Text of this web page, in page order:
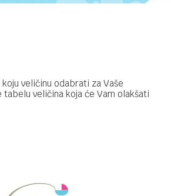
veličinu odabrati za Vaše
veličina koja će Vam olakšati